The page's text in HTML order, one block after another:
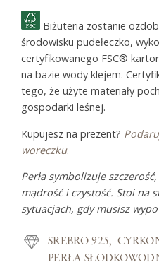
Biżuteria zostanie
środowisku pudełeczko,
certyfikowanego FSC®
na bazie wody klejem.
tego, że użyte materiały
gospodarki leśnej.
Kupujesz na prezent?
woreczku.
Perła symbolizuje
mądrość i czystość. Stoi na
sytuacjach, gdy musisz
SREBRO 925
PERŁA